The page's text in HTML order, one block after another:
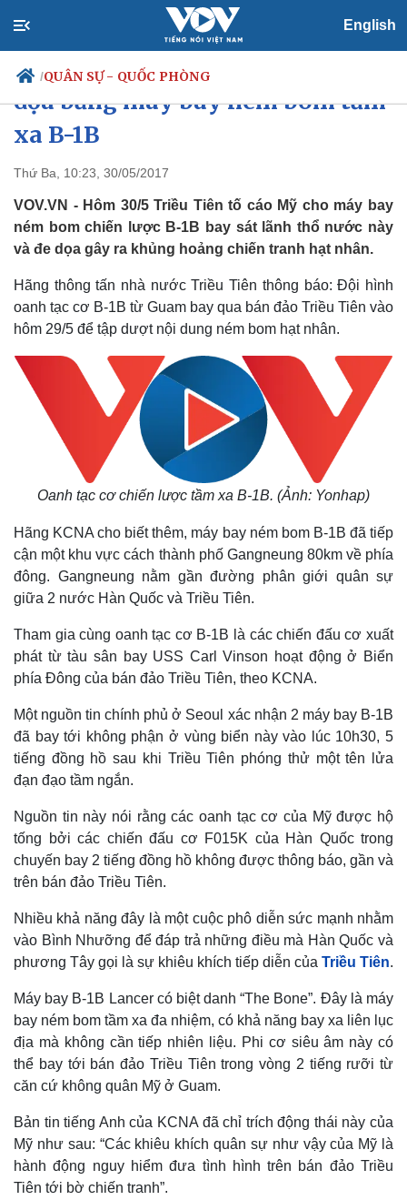
English
/QUÂN SỰ - QUỐC PHÒNG
Chính trị
Tổ chức nhân sự
Quốc hội
Nhận diện sự thật
Tin 24h
Dự báo thời tiết
Giáo dục
Dấu ấn VOV
Biển đảo
Triều Tiên nổi giận tố Mỹ hăm
dọa bằng máy bay ném bom tầm
xa B-1B
Thứ Ba, 10:23, 30/05/2017
VOV.VN - Hôm 30/5 Triều Tiên tố cáo Mỹ cho máy bay
ném bom chiến lược B-1B bay sát lãnh thổ nước này
và đe dọa gây ra khủng hoảng chiến tranh hạt nhân.
Hãng thông tấn nhà nước Triều Tiên thông báo: Đội hình
oanh tạc cơ B-1B từ Guam bay qua bán đảo Triều Tiên vào
hôm 29/5 để tập dượt nội dung ném bom hạt nhân.
Oanh tạc cơ chiến lược tầm xa B-1B. (Ảnh: Yonhap)
Hãng KCNA cho biết thêm, máy bay ném bom B-1B đã tiếp
cận một khu vực cách thành phố Gangneung 80km về phía
đông. Gangneung nằm gần đường phân giới quân sự
giữa 2 nước Hàn Quốc và Triều Tiên.
Tham gia cùng oanh tạc cơ B-1B là các chiến đấu cơ xuất
phát từ tàu sân bay USS Carl Vinson hoạt động ở Biển
phía Đông của bán đảo Triều Tiên, theo KCNA.
Một nguồn tin chính phủ ở Seoul xác nhận 2 máy bay B-1B
đã bay tới không phận ở vùng biển này vào lúc 10h30, 5
tiếng đồng hồ sau khi Triều Tiên phóng thử một tên lửa
đạn đạo tầm ngắn.
Nguồn tin này nói rằng các oanh tạc cơ của Mỹ được hộ
tống bởi các chiến đấu cơ F015K của Hàn Quốc trong
chuyến bay 2 tiếng đồng hồ không được thông báo, gần và
trên bán đảo Triều Tiên.
Nhiều khả năng đây là một cuộc phô diễn sức mạnh nhằm
vào Bình Nhưỡng để đáp trả những điều mà Hàn Quốc và
phương Tây gọi là sự khiêu khích tiếp diễn của Triều Tiên.
Máy bay B-1B Lancer có biệt danh “The Bone”. Đây là máy
bay ném bom tầm xa đa nhiệm, có khả năng bay xa liên lục
địa mà không cần tiếp nhiên liệu. Phi cơ siêu âm này có
thể bay tới bán đảo Triều Tiên trong vòng 2 tiếng rưỡi từ
căn cứ không quân Mỹ ở Guam.
Bản tin tiếng Anh của KCNA đã chỉ trích động thái này của
Mỹ như sau: “Các khiêu khích quân sự như vậy của Mỹ là
hành động nguy hiểm đưa tình hình trên bán đảo Triều
Tiên tới bờ chiến tranh”.